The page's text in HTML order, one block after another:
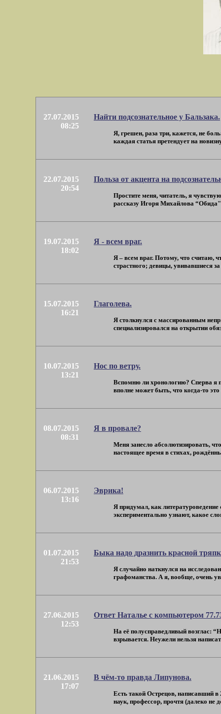
27.07.2015
08:25
Найти подсознательное у Бальзака.
Я, грешен, раза три, кажется, не
каждая статья претендует на
22.07.2015
20:54
Польза от акцента на
Простите меня, читатель, я
рассказу Игоря Михайлова “Обида"
19.07.2015
18:02
Я - всем враг.
Я – всем враг. Потому, что считаю,
страстного; девицы, увивавшиеся
15.07.2015
16:21
Глаголева.
Я столкнулся с массированным
специализировался на открытии
10.07.2015
13:21
Нос по ветру.
Вспомню ли хронологию? Сперва я
вполне может быть, что когда-то
08.07.2015
08:31
Я в провале?
Меня занесло абсолютизировать,
настоящее время в стихах,
06.07.2015
13:16
Эврика!
Я придумал, как
экспериментально узнают, какое
01.07.2015
21:53
Быка надо дразнить красной
Я случайно наткнулся на
графоманства. А я, вообще, очень
27.06.2015
12:53
Ответ Наталье с компьютером
На её полусправедливый возглас:
взрывается. Неужели нельзя
21.06.2015
17:07
В чём-то правда Липунова.
Есть такой Острецов, написавший в
наук, профессор, прочтя (далеко не